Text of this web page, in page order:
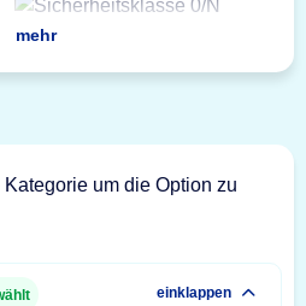
mehr
um die Option zu
einklappen